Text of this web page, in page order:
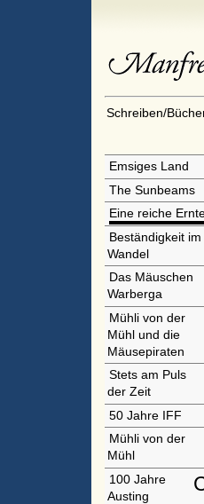
Schreiben/
Emsiges Land
The Sunbeams
Eine reiche
Beständigkeit im
Wandel
Das Mäuschen
Warberga
Mühli von der
Mühl und die
Mäusepiraten
Stets am Puls
der Zeit
50 Jahre IFF
Mühli von der
Mühl
100 Jahre
Austing